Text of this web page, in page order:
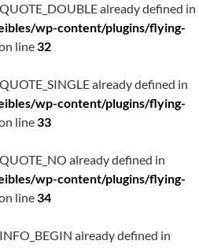
already defined in
wp-content/plugins/flying-
line32
already defined in
wp-content/plugins/flying-
line33
already defined in
wp-content/plugins/flying-
line34
already defined in